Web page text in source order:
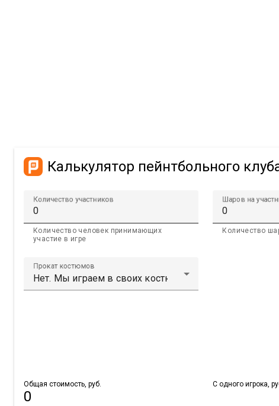
Калькулятор пейнтбольного
Количество участников
Количество человек принимающих
участие в игре
Шаров на
Количество
Прокат костюмов
Общая стоимость, руб.
0
С одного игрока,